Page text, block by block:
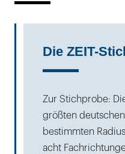
Die ZEIT-
Zur Stichprobe:
größten
bestimmten
acht